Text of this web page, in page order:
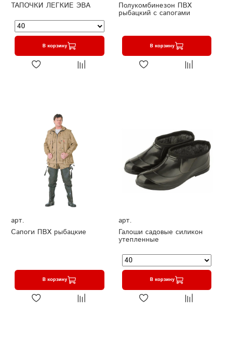
ТАПОЧКИ ЛЕГКИЕ ЭВА
В корзину
Полукомбинезон ПВХ
рыбацкий с сапогами
В корзину
арт.
Сапоги ПВХ рыбацкие
В корзину
арт.
Галоши садовые силикон
утепленные
В корзину